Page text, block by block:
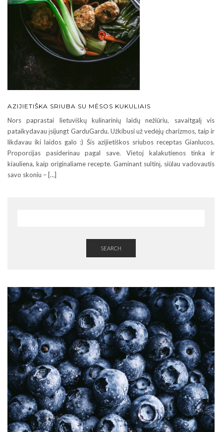
AZIJIETIŠKA SRIUBA SU MĖSOS KUKULIAIS
Nors paprastai lietuviškų kulinarinių laidų nežiūriu, savaitgalį vis
pataikydavau įsijungt GarduGardu. Užkibusi už vedėjų charizmos, taip ir
likdavau iki laidos galo :) Šis azijietiškos sriubos receptas Gianlucos.
Proporcijas pasiderinau pagal save. Vietoj kalakutienos tinka ir
kiauliena, kaip originaliame recepte. Gaminant sultinį, siūlau vadovautis
savo skoniu – […]
SEARCH